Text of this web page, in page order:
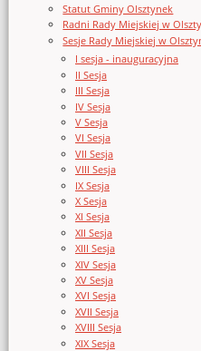
Statut Gminy Olsztynek
Radni Rady Miejskiej w
Sesje Rady Miejskiej w
I sesja - inauguracyjna
II Sesja
III Sesja
IV Sesja
V Sesja
VI Sesja
VII Sesja
VIII Sesja
IX Sesja
X Sesja
XI Sesja
XII Sesja
XIII Sesja
XIV Sesja
XV Sesja
XVI Sesja
XVII Sesja
XVIII Sesja
XIX Sesja